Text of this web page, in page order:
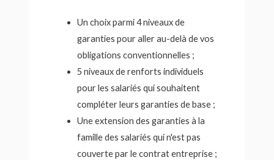
Un choix parmi 4 niveaux de
garanties pour aller au-delà de vos
obligations conventionnelles ;
5 niveaux de renforts individuels
pour les salariés qui souhaitent
compléter leurs garanties de base ;
Une extension des garanties à la
famille des salariés qui n'est pas
couverte par le contrat entreprise ;